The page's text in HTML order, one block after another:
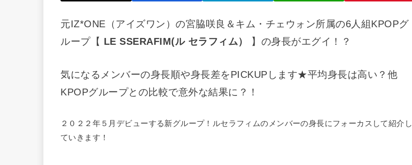
元IZ*ONE（アイズワン）の宮脇咲良＆キム・チェウォン所属の6人組KPOPグ
ループ【 LE SSERAFIM(ル セラフィム） 】の身長がエグイ！？
気になるメンバーの身長順や身長差をPICKUPします★平均身長は高い？他
KPOPグループとの比較で意外な結果に？！
２０２２年５月デビューする新グループ！ルセラフィムのメンバーの身長にフォーカスして紹介し
ていきます！